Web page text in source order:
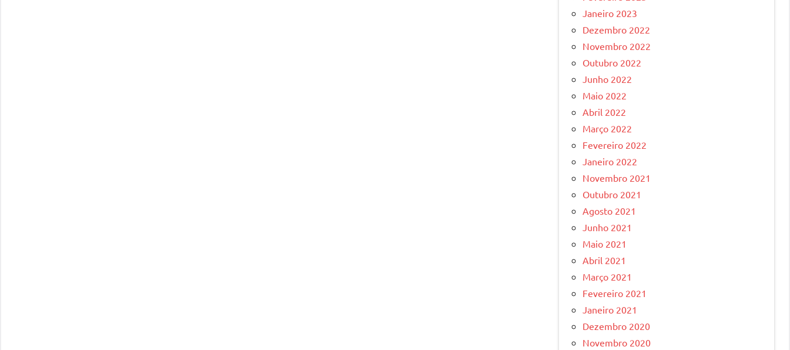
Janeiro 2023
Dezembro 2022
Novembro 2022
Outubro 2022
Junho 2022
Maio 2022
Abril 2022
Março 2022
Fevereiro 2022
Janeiro 2022
Novembro 2021
Outubro 2021
Agosto 2021
Junho 2021
Maio 2021
Abril 2021
Março 2021
Fevereiro 2021
Janeiro 2021
Dezembro 2020
Novembro 2020